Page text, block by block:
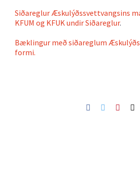
Siðareglur Æskulýðssvettvangsins
KFUM og KFUK undir Siðareglur.
Bæklingur með siðareglum
formi.
Facebook
Twitter